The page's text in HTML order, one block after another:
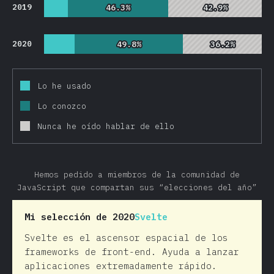
2019 46.3%
46.3% 42.9%
42.9%
2020 49.8%
49.8% 36.2%
36.2%
Lo he usado
Lo conozco
Nunca he oído hablar de ello
Hemos pedido a miembros de la comunidad de
JavaScript que compartan sus “elecciones del año”
Mi selección de 2020Svelte
Svelte es el ascensor espacial de los
frameworks de front-end. Ayuda a lanzar
aplicaciones extremadamente rápido.